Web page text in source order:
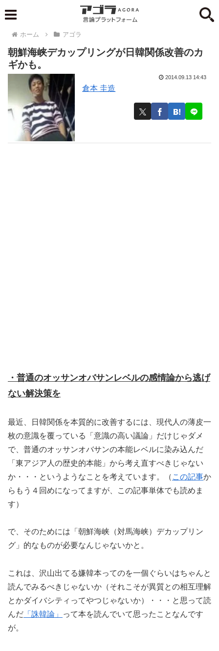
ホーム アゴラ
朝鮮海峡デカップリングが日韓関係改善のカ
ギかも。
倉本 圭造
2014.09.13 14:43
・普通のオッサンオバサンレベルの感情論から逃げ
ない解決策を
最近、日韓関係を本質的に改善するには、現代人の薄皮一
枚の意識を覆っている「意識の高い議論」だけじゃダメ
で、普通のオッサンオバサンの本能レベルに染み込んだ
「東アジア人の歴史的本能」から考え直すべきじゃない
か・・・というようなことを考えています。（ この記事か
らもう４回めになってますが、この記事単体でも読めま
す）
で、そのためには「朝鮮海峡（対馬海峡）デカップリン
グ」的なものが必要なんじゃないかと。
これは、沢山出てる嫌韓本ってのを一個ぐらいはちゃんと
読んでみるべきじゃないか（それこそが異質との相互理解
とかダイバシティってやつじゃないか）・・・と思って読
んだ 「誅韓論」
って本を読んでいて思ったことなんです
が。